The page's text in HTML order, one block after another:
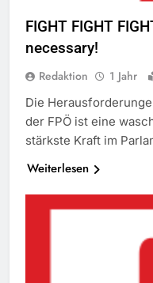
FIGHT FIGHT
necessary!
Redaktion 1 Jahr
Die
der FPÖ ist eine
stärkste Kraft im
Weiterlesen